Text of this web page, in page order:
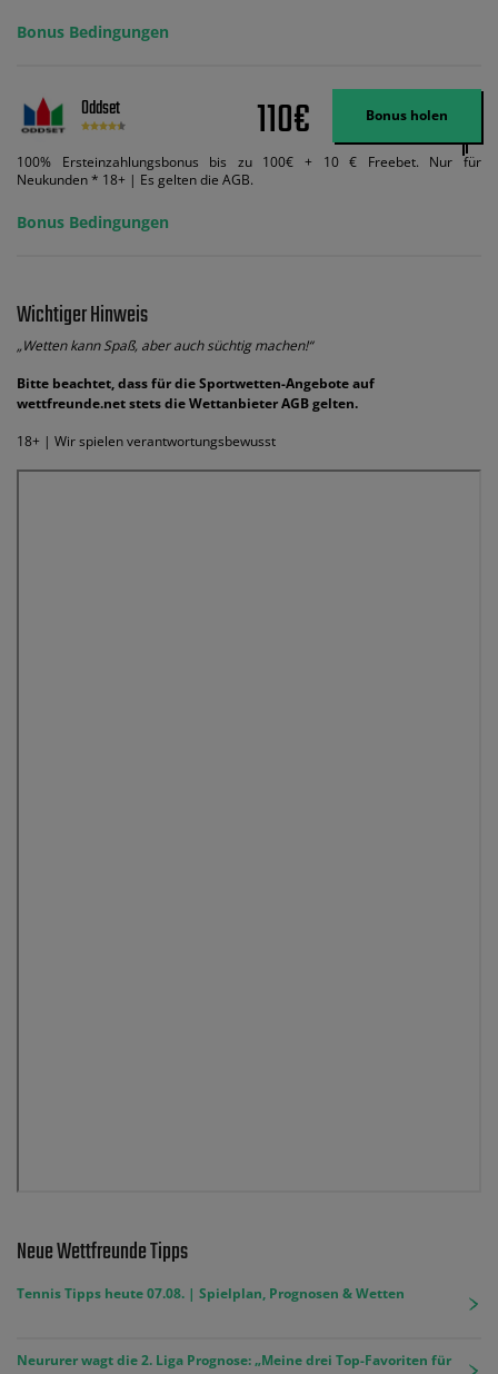
Bonus Bedingungen
Oddset 110€ Bonus holen
100% Ersteinzahlungsbonus bis zu 100€ + 10 € Freebet. Nur für
Neukunden * 18+ | Es gelten die AGB.
Bonus Bedingungen
Wichtiger Hinweis
„Wetten kann Spaß, aber auch süchtig machen!“
Bitte beachtet, dass für die Sportwetten-Angebote auf
wettfreunde.net stets die Wettanbieter AGB gelten.
18+ | Wir spielen verantwortungsbewusst
Neue Wettfreunde Tipps
Tennis Tipps heute 07.08. | Spielplan, Prognosen & Wetten
Neururer wagt die 2. Liga Prognose: „Meine drei Top-Favoriten für